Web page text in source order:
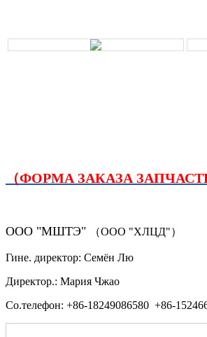
（ФОРМА ЗАКАЗА
ООО "МШТЭ" （ООО "ХЛЦД"）
Гине. директор: Семён Лю
Директор.: Мария Чжао
Со.телефон: +86-18249086580 +86-